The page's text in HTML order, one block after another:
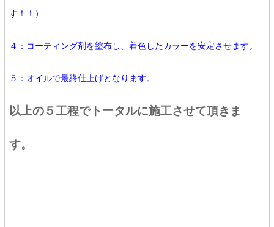
す！！）
４：コーティング剤を塗布し、着色したカラーを安定させます。
５：オイルで最終仕上げとなります。
以上の５工程でトータルに施工させて頂きま
す。